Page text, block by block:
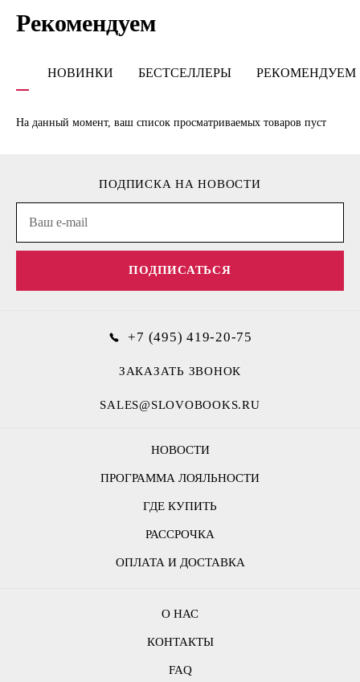
Рекомендуем
НОВИНКИ БЕСТСЕЛЛЕРЫ РЕКОМЕНДУЕМ
На данный момент, ваш список просматриваемых товаров пуст
НОВОСТИ
ПРОГРАММА ЛОЯЛЬНОСТИ
ГДЕ КУПИТЬ
РАССРОЧКА
ОПЛАТА И ДОСТАВКА
ПОДПИСКА НА НОВОСТИ
ПОДПИСАТЬСЯ
О НАС
КОНТАКТЫ
FAQ
+7 (495) 419-20-75
ЗАКАЗАТЬ ЗВОНОК
SALES@SLOVOBOOKS.RU